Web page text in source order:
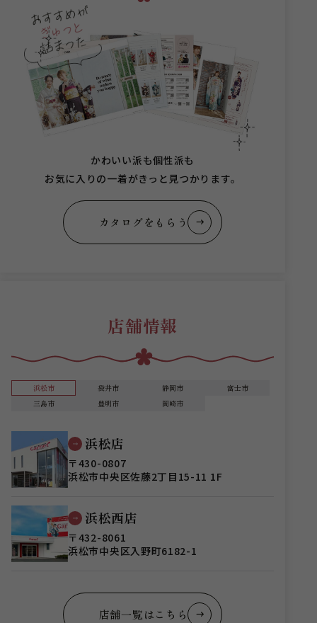
かわいい派も個性派も
お気に入りの一着がきっと見つかります。
カタログをもらう
店舗情報
浜松市 袋井市 静岡市
富士市
三島市
豊明市 岡崎市
浜松店
〒430-0807
浜松市中央区佐藤2丁目15-11 1F
浜松西店
〒432-8061
浜松市中央区入野町6182-1
店舗一覧はこちら